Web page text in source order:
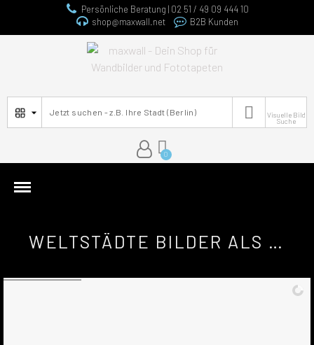
Persönliche Beratung | 02 51 / 49 09 444 10
shop@maxwall.net
B2B Kunden
Visuelle Bild
Suche

WELTSTÄDTE BILDER ALS POSTER